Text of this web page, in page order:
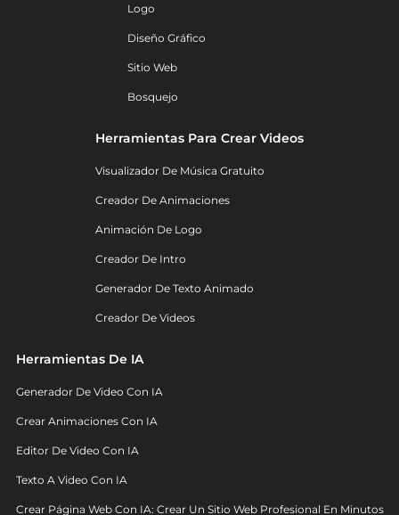
Logo
Diseño Gráfico
Sitio Web
Bosquejo
Herramientas Para Crear Videos
Visualizador De Música Gratuito
Creador De Animaciones
Animación De Logo
Creador De Intro
Generador De Texto Animado
Creador De Videos
Herramientas De IA
Generador De Video Con IA
Crear Animaciones Con IA
Editor De Video Con IA
Texto A Video Con IA
Crear Página Web Con IA: Crear Un Sitio Web Profesional En Minutos